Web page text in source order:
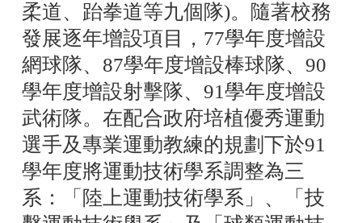
柔道、跆拳道等九個隊)。隨著校務
發展逐年增設項目，77學年度增設
網球隊、87學年度增設棒球隊、90
學年度增設射擊隊、91學年度增設
武術隊。在配合政府培植優秀運動
選手及專業運動教練的規劃下於91
學年度將運動技術學系調整為三
系：「陸上運動技術學系」、「技